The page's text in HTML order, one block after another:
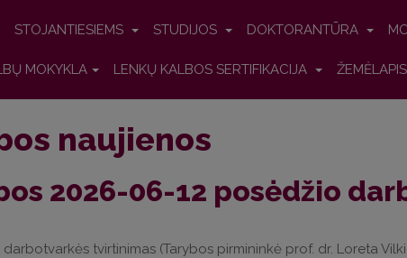
STOJANTIESIEMS STUDIJOS DOKTORANTŪRA
MOKYKLA LENKŲ KALBOS SERTIFIKACIJA ŽEMĖLAPIS
naujienos
2026-06-12 posėdžio
darbotvarkės tvirtinimas (Tarybos pirmininkė prof. dr. Loreta